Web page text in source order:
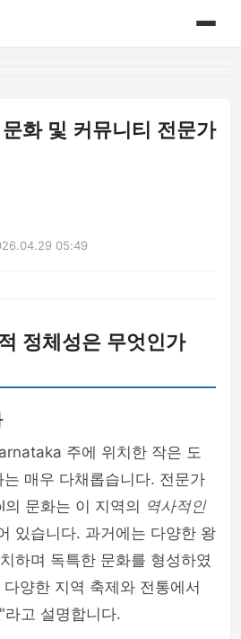
화 및 커뮤니티 전문가
05:49
정체성은 무엇인가
주에 위치한 작은 도
매우 다채롭습니다. 전문가
문화는 이 지역의 역사적인
있습니다. 과거에는 다양한 왕
하며 독특한 문화를 형성하였
양한 지역 축제와 전통에서
고 설명합니다.